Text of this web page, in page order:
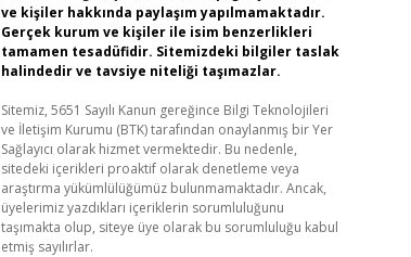
ve kişiler hakkında paylaşım yapılmamaktadır.
Gerçek kurum ve kişiler ile isim benzerlikleri
tamamen tesadüfidir. Sitemizdeki bilgiler taslak
halindedir ve tavsiye niteliği taşımazlar.
Sitemiz, 5651 Sayılı Kanun gereğince Bilgi Teknolojileri
ve İletişim Kurumu (BTK) tarafından onaylanmış bir Yer
Sağlayıcı olarak hizmet vermektedir. Bu nedenle,
sitedeki içerikleri proaktif olarak denetleme veya
araştırma yükümlülüğümüz bulunmamaktadır. Ancak,
üyelerimiz yazdıkları içeriklerin sorumluluğunu
taşımakta olup, siteye üye olarak bu sorumluluğu kabul
etmiş sayılırlar.